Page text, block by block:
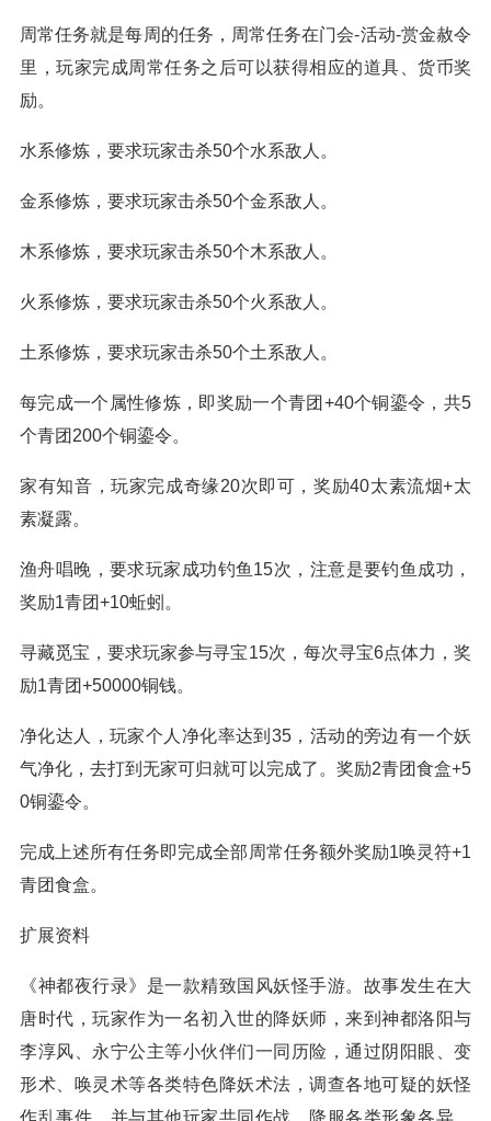
周常任务就是每周的任务，周常任务在门会-活动-赏金赦令
里，玩家完成周常任务之后可以获得相应的道具、货币奖
励。
水系修炼，要求玩家击杀50个水系敌人。
金系修炼，要求玩家击杀50个金系敌人。
木系修炼，要求玩家击杀50个木系敌人。
火系修炼，要求玩家击杀50个火系敌人。
土系修炼，要求玩家击杀50个土系敌人。
每完成一个属性修炼，即奖励一个青团+40个铜鎏令，共5
个青团200个铜鎏令。
家有知音，玩家完成奇缘20次即可，奖励40太素流烟+太
素凝露。
渔舟唱晚，要求玩家成功钓鱼15次，注意是要钓鱼成功，
奖励1青团+10蚯蚓。
寻藏觅宝，要求玩家参与寻宝15次，每次寻宝6点体力，奖
励1青团+50000铜钱。
净化达人，玩家个人净化率达到35，活动的旁边有一个妖
气净化，去打到无家可归就可以完成了。奖励2青团食盒+5
0铜鎏令。
完成上述所有任务即完成全部周常任务额外奖励1唤灵符+1
青团食盒。
扩展资料
《神都夜行录》是一款精致国风妖怪手游。故事发生在大
唐时代，玩家作为一名初入世的降妖师，来到神都洛阳与
李淳风、永宁公主等小伙伴们一同历险，通过阴阳眼、变
形术、唤灵术等各类特色降妖术法，调查各地可疑的妖怪
作乱事件，并与其他玩家共同作战，降服各类形象各异、